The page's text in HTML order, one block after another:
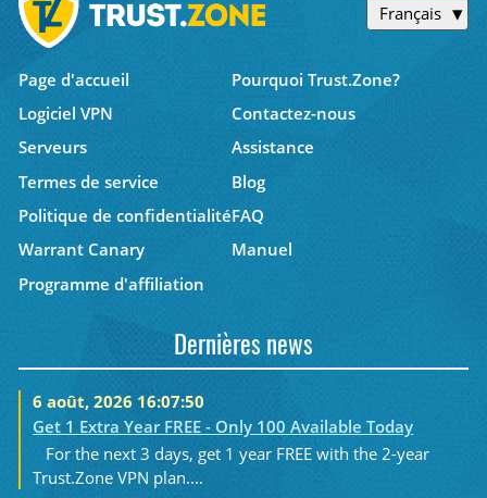
Français
Page d'accueil
Pourquoi Trust.Zone?
Logiciel VPN
Contactez-nous
Serveurs
Assistance
Termes de service
Blog
Politique de confidentialitéFAQ
Warrant Canary
Manuel
Programme d'affiliation
Dernières news
6 août, 2026 16:07:50
Get 1 Extra Year FREE - Only 100 Available Today
For the next 3 days, get 1 year FREE with the 2-year
Trust.Zone VPN plan....